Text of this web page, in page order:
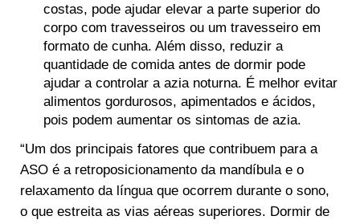
costas, pode ajudar elevar a parte superior do
corpo com travesseiros ou um travesseiro em
formato de cunha. Além disso, reduzir a
quantidade de comida antes de dormir pode
ajudar a controlar a azia noturna. É melhor evitar
alimentos gordurosos, apimentados e ácidos,
pois podem aumentar os sintomas de azia.
“Um dos principais fatores que contribuem para a
ASO é a retroposicionamento da mandíbula e o
relaxamento da língua que ocorrem durante o sono,
o que estreita as vias aéreas superiores. Dormir de